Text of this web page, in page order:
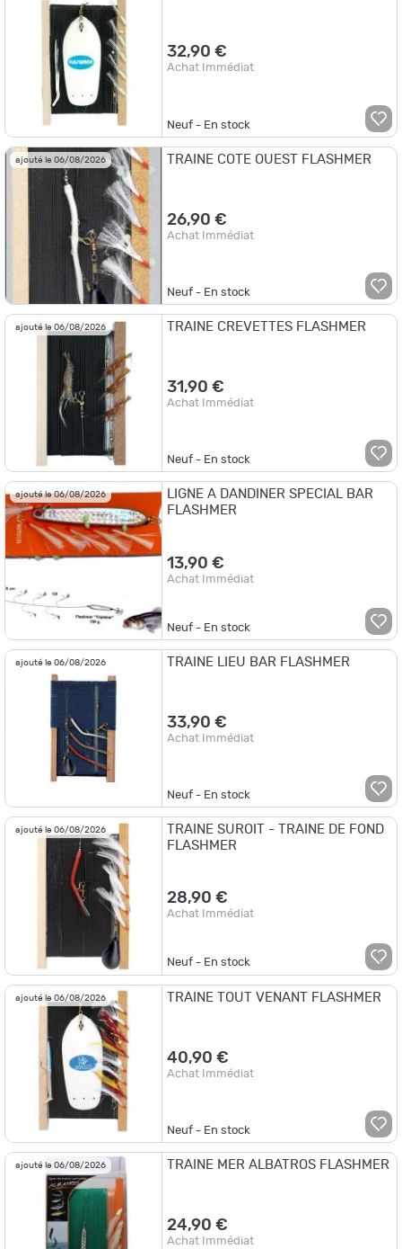
32,90 €
Achat Immédiat
Neuf - En stock
ajouté le 06/08/2026 TRAINE COTE OUEST FLASHMER
26,90 €
Achat Immédiat
Neuf - En stock
ajouté le 06/08/2026 TRAINE CREVETTES FLASHMER
31,90 €
Achat Immédiat
Neuf - En stock
ajouté le 06/08/2026
LIGNE A DANDINER SPECIAL BAR
FLASHMER
13,90 €
Achat Immédiat
Neuf - En stock
ajouté le 06/08/2026 TRAINE LIEU BAR FLASHMER
33,90 €
Achat Immédiat
Neuf - En stock
ajouté le 06/08/2026
TRAINE SUROIT - TRAINE DE FOND
FLASHMER
28,90 €
Achat Immédiat
Neuf - En stock
ajouté le 06/08/2026 TRAINE TOUT VENANT FLASHMER
40,90 €
Achat Immédiat
Neuf - En stock
ajouté le 06/08/2026 TRAINE MER ALBATROS FLASHMER
24,90 €
Achat Immédiat